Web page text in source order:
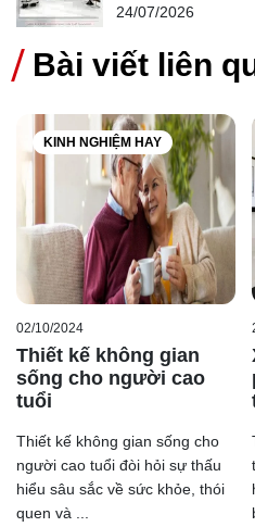
Terrazzo không chỉ mang
đáp ứng các yêu cầu kỹ
công trình. Liên hệ ngay
ưu đãi tốt nhất.
24/07/2026
Bài viết liên
KINH NGHIỆM HAY
02/10/2024
Thiết kế không gian
sống cho người cao
tuổi
Thiết kế không gian sống cho
người cao tuổi đòi hỏi sự thấu
hiểu sâu sắc về sức khỏe, thói
quen và ...